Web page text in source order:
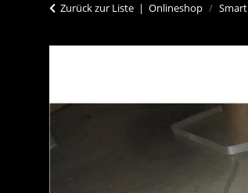
Zurück zur Liste Onlineshop Smart